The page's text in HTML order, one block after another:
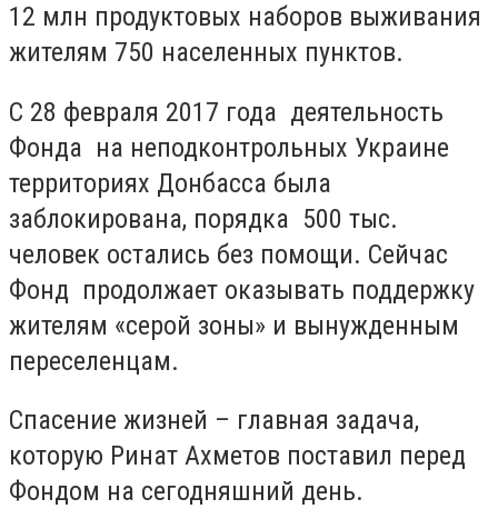
12 млн продуктовых наборов выживания
жителям 750 населенных пунктов.
С 28 февраля 2017 года деятельность
Фонда на неподконтрольных Украине
территориях Донбасса была
заблокирована, порядка 500 тыс.
человек остались без помощи. Сейчас
Фонд продолжает оказывать поддержку
жителям «серой зоны» и вынужденным
переселенцам.
Спасение жизней – главная задача,
которую Ринат Ахметов поставил перед
Фондом на сегодняшний день.